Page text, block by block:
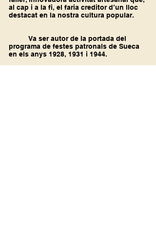
al cap i a la fi, el faria creditor d’un lloc
destacat en la nostra cultura popular.
programa de festes patronals de Sueca
en els anys 1928, 1931 i 1944.